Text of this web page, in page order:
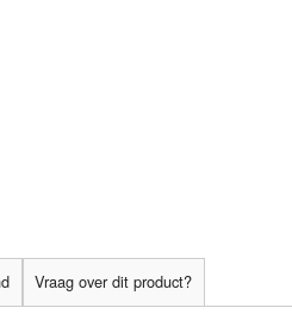
Vraag over dit product?